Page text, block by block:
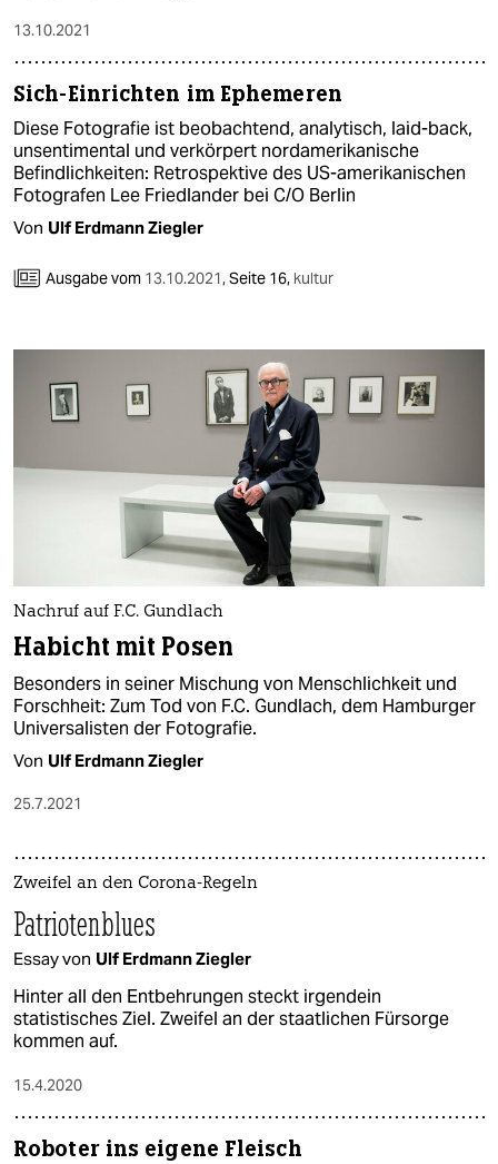
13.10.2021
Sich-Einrichten im Ephemeren
Diese Fotografie ist beobachtend, analytisch, laid-back,
unsentimental und verkörpert nordamerikanische
Befindlichkeiten: Retrospektive des US-amerikanischen
Fotografen Lee Friedlander bei C/O Berlin
Von Ulf Erdmann Ziegler
Ausgabe vom 13.10.2021,Seite 16, kultur
Nachruf auf F.C. Gundlach
Habicht mit Posen
Besonders in seiner Mischung von Menschlichkeit und
Forschheit: Zum Tod von F.C. Gundlach, dem Hamburger
Universalisten der Fotografie.
Von Ulf Erdmann Ziegler
25.7.2021
Zweifel an den Corona-Regeln
Patriotenblues
Essay von Ulf Erdmann Ziegler
Hinter all den Entbehrungen steckt irgendein
statistisches Ziel. Zweifel an der staatlichen Fürsorge
kommen auf.
15.4.2020
Roboter ins eigene Fleisch